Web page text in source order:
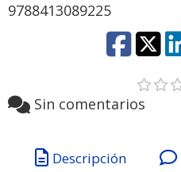
9788413089225
Sin comentarios
Descripción